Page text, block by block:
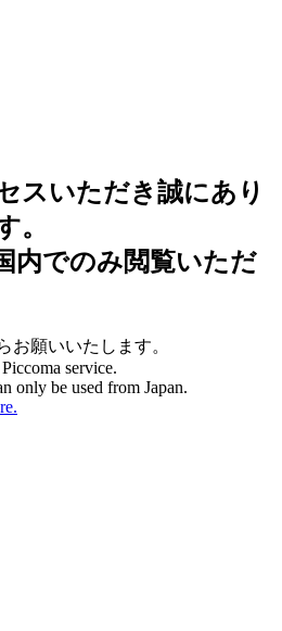
スいただき誠にあり
。
内でのみ閲覧いただ
お願いいたします。
service.
only be used from Japan.